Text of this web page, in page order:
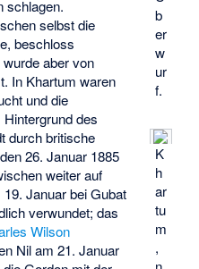
b
er
w
ur
f.
K
h
ar
tu
m
,
schlagen.
selbst die
beschloss
aber von
In Khartum waren
und die
des
durch britische
26. Januar 1885
weiter auf
Januar bei Gubat
verwundet; das
Wilson
Nil am 21. Januar